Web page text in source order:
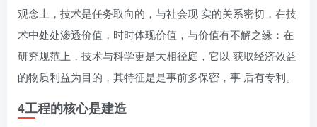
观念上，技术是任务取向的，与社会现 实的关系密切，在技
术中处处渗透价值，时时体现价值，与价值有不解之缘：在
研究规范上，技术与科学更是大相径庭，它以 获取经济效益
的物质利益为目的，其特征是是事前多保密，事 后有专利。
4工程的核心是建造